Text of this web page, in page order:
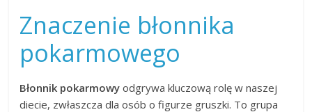
Znaczenie błonnika
pokarmowego
Błonnik pokarmowy odgrywa kluczową rolę w naszej
diecie, zwłaszcza dla osób o figurze gruszki. To grupa